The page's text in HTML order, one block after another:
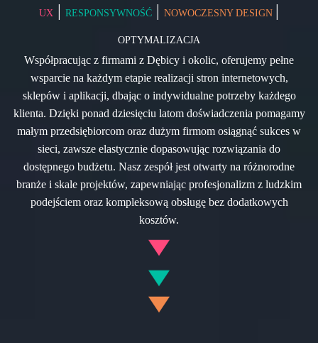
UX | RESPONSYWNOŚĆ | NOWOCZESNY DESIGN |
OPTYMALIZACJA
Współpracując z firmami z Dębicy i okolic, oferujemy pełne
wsparcie na każdym etapie realizacji stron internetowych,
sklepów i aplikacji, dbając o indywidualne potrzeby każdego
klienta. Dzięki ponad dziesięciu latom doświadczenia pomagamy
małym przedsiębiorcom oraz dużym firmom osiągnąć sukces w
sieci, zawsze elastycznie dopasowując rozwiązania do
dostępnego budżetu. Nasz zespół jest otwarty na różnorodne
branże i skale projektów, zapewniając profesjonalizm z ludzkim
podejściem oraz kompleksową obsługę bez dodatkowych
kosztów.